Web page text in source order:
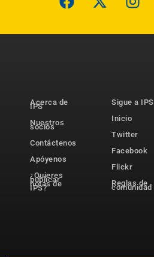
Acerca de
IPS
Nuestros
socios
Contáctenos
Apóyenos
¿Quieres
publicar
notas de
IPS?
Sigue a IPS
Inicio
Twitter
Facebook
Flickr
Reglas de
comunidad